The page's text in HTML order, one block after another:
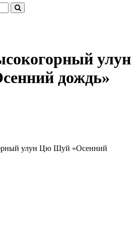
улун
дождь»
улун Цю Шуй «Осенний